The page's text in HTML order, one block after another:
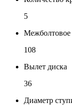
5
Межболтовое
108
Вылет диска
36
Диаметр